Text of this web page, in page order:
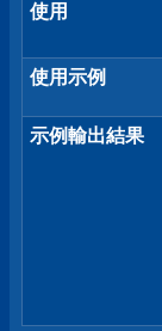
使用
使用示例
示例輸出結果